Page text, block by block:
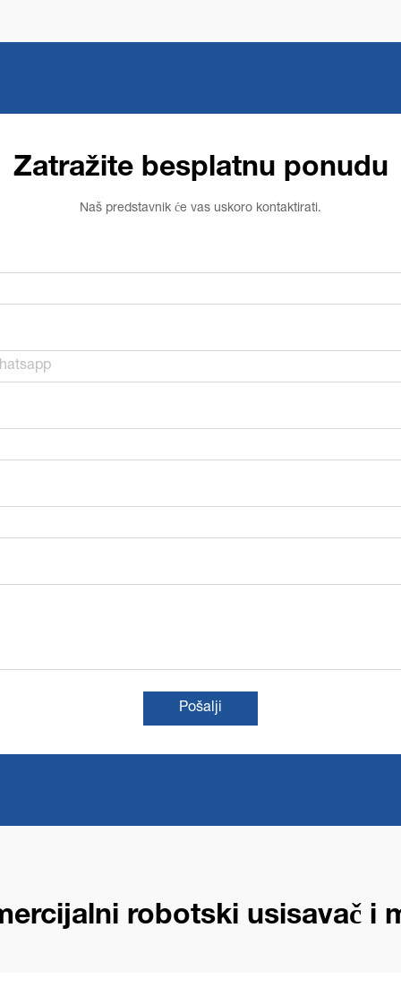
Zatražite besplatnu ponudu
Naš predstavnik će vas uskoro kontaktirati.
Pošalji
robotski usisavač i